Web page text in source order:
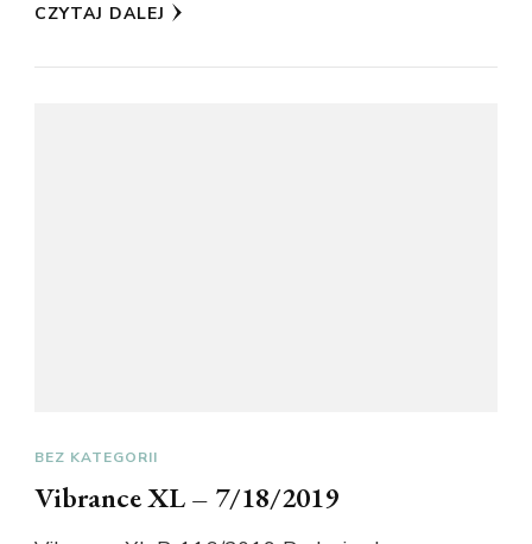
CZYTAJ DALEJ
BEZ KATEGORII
Vibrance XL – 7/18/2019